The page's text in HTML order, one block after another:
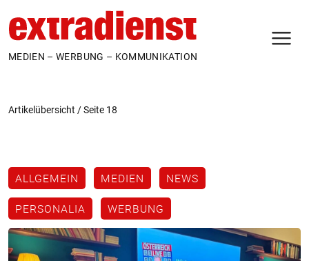
MEDIEN – WERBUNG – KOMMUNIKATION
Artikelübersicht /Seite 18
ALLGEMEIN MEDIEN
NEWS
PERSONALIA
WERBUNG